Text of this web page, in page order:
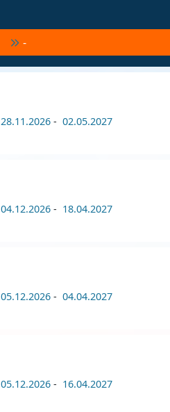
-
28.11.2026- 02.05.2027
04.12.2026- 18.04.2027
05.12.2026- 04.04.2027
05.12.2026- 16.04.2027